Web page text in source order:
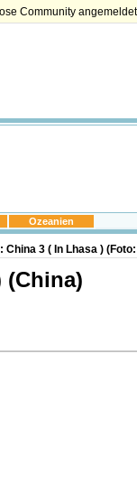
Community
Ozeanien
China 3 ( In Lhasa )
(China)